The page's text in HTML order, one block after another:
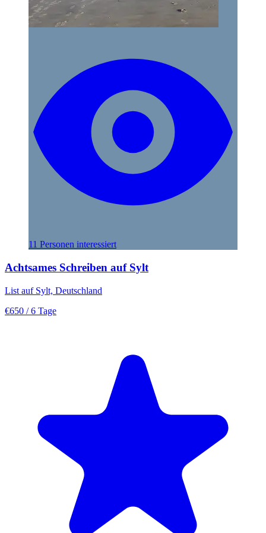
11 Personen interessiert
Achtsames Schreiben auf Sylt
List auf Sylt, Deutschland
€650 / 6 Tage